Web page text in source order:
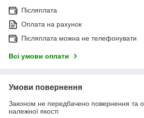
Післяплата
Оплата на рахунок
Післяплата можна не телефонувати
Всі умови оплати
Умови повернення
Законом не передбачено повернення та
належної якості